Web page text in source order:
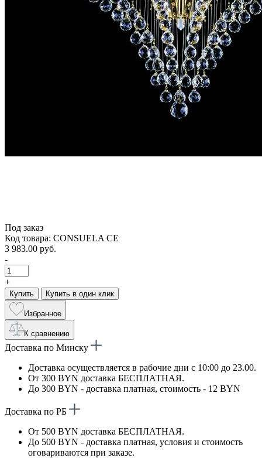
Под заказ
Код товара: CONSUELA CE
3 983.00 руб.
-
+
Купить Купить в один клик
Избранное
К сравнению
Доставка по Минску
Доставка осуществляется в рабочие дни с 10:00 до 23.00.
От 300 BYN доставка БЕСПЛАТНАЯ.
До 300 BYN - доставка платная, стоимость - 12 BYN
Доставка по РБ
От 500 BYN доставка БЕСПЛАТНАЯ.
До 500 BYN - доставка платная, условия и стоимость
оговариваются при заказе.